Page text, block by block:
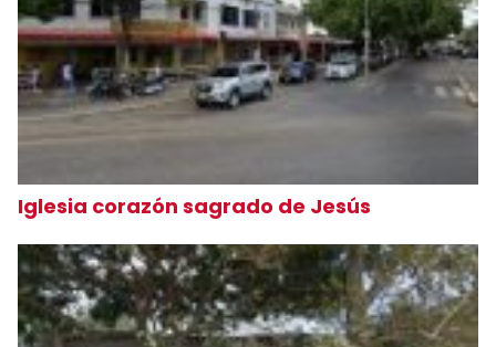
Iglesia corazón sagrado de Jesús